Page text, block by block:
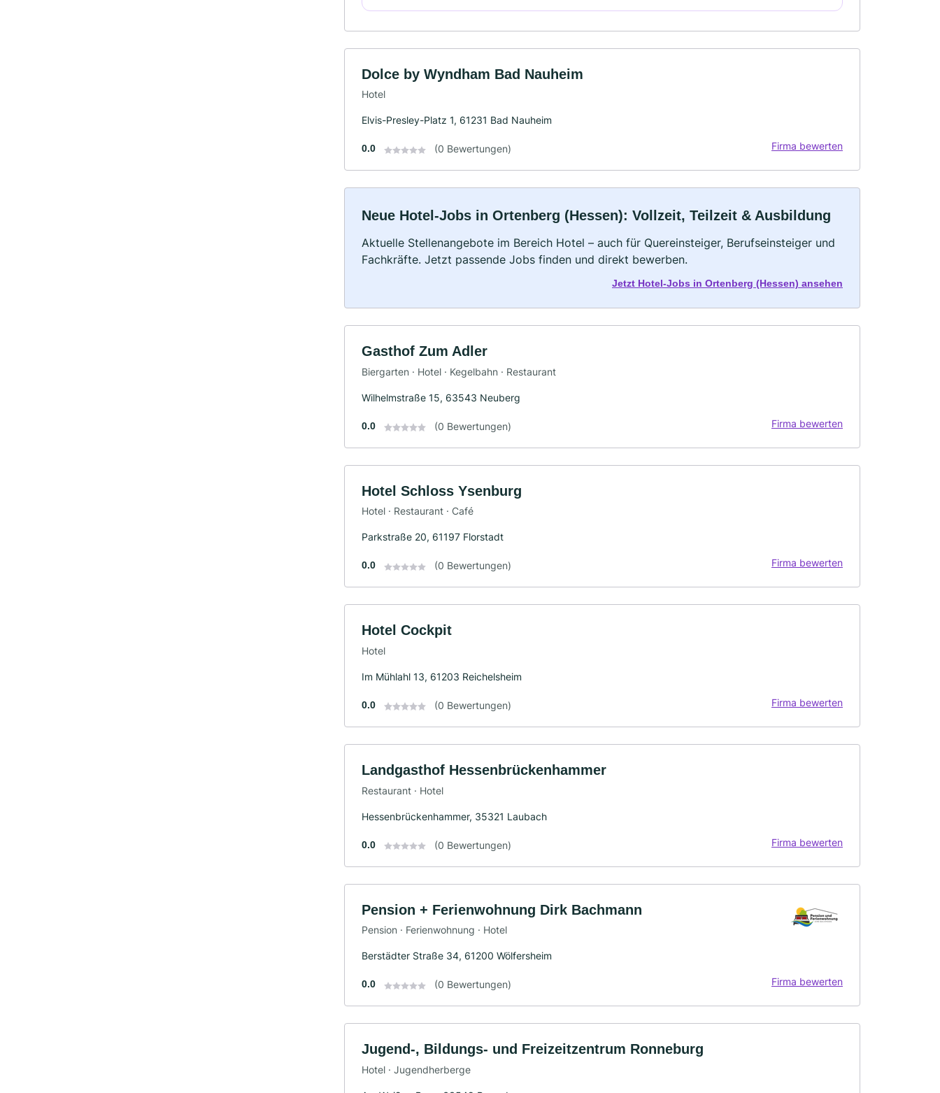
Dolce by Wyndham Bad Nauheim
Hotel
Elvis-Presley-Platz 1, 61231 Bad Nauheim
0.0 (0 Bewertungen) Firma bewerten
Neue Hotel-Jobs in Ortenberg (Hessen): Vollzeit, Teilzeit & Ausbildung
Aktuelle Stellenangebote im Bereich Hotel – auch für Quereinsteiger, Berufseinsteiger und
Fachkräfte. Jetzt passende Jobs finden und direkt bewerben.
Jetzt Hotel-Jobs in Ortenberg (Hessen) ansehen
Gasthof Zum Adler
Biergarten · Hotel · Kegelbahn · Restaurant
Wilhelmstraße 15, 63543 Neuberg
0.0 (0 Bewertungen) Firma bewerten
Hotel Schloss Ysenburg
Hotel · Restaurant · Café
Parkstraße 20, 61197 Florstadt
0.0 (0 Bewertungen) Firma bewerten
Hotel Cockpit
Hotel
Im Mühlahl 13, 61203 Reichelsheim
0.0 (0 Bewertungen) Firma bewerten
Landgasthof Hessenbrückenhammer
Restaurant · Hotel
Hessenbrückenhammer, 35321 Laubach
0.0 (0 Bewertungen) Firma bewerten
Pension + Ferienwohnung Dirk Bachmann
Pension · Ferienwohnung · Hotel
Berstädter Straße 34, 61200 Wölfersheim
0.0 (0 Bewertungen) Firma bewerten
Jugend-, Bildungs- und Freizeitzentrum Ronneburg
Hotel · Jugendherberge